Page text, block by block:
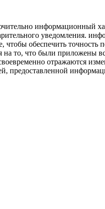
информационный
уведомления.
обеспечить
на то, что были приложены
отражаются
предоставленной